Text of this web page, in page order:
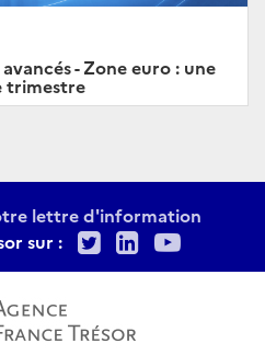
- Zone euro : une
trimestre
lettre d'information
sur :
TwitterLinkedIn